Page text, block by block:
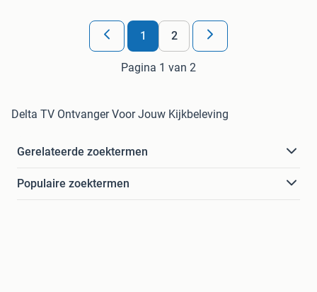
1 2
Pagina 1 van 2
Delta TV Ontvanger Voor Jouw Kijkbeleving
Gerelateerde zoektermen
Populaire zoektermen